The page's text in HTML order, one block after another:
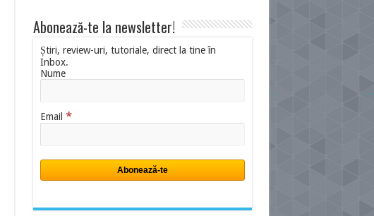
Abonează-te la newsletter!
Știri, review-uri, tutoriale, direct la tine în
Inbox.
Nume
Email *